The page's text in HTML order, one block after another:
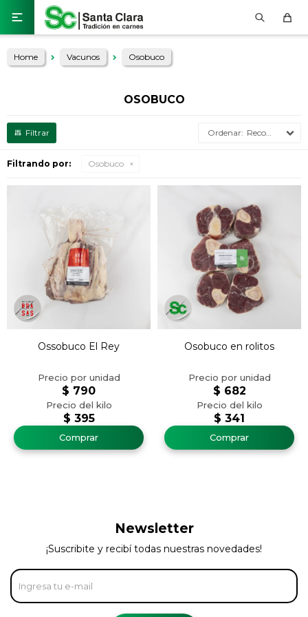

Home Vacunos Osobuco
OSOBUCO
Recomendados
Filtrando por: Osobuco
Ossobuco El Rey
$ 395
$ 790
Osobuco en rolitos
$ 341
$ 682
Newsletter
¡Suscribite y recibí todas nuestras novedades!